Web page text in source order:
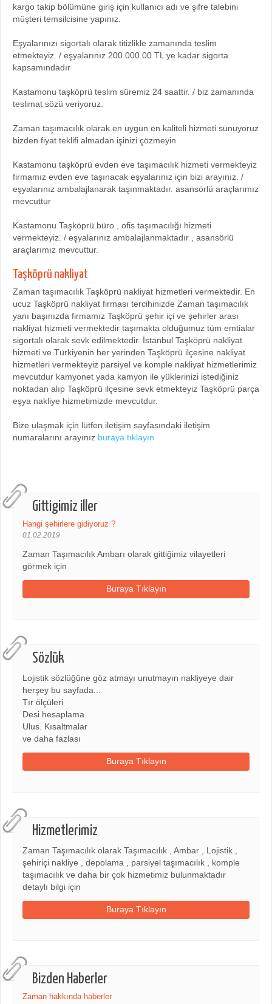
Gittigimiz iller
Hangi şehirlere gidiyoruz ?
01.02.2019
Zaman Taşımacılık Ambarı olarak gittiğimiz vilayetleri
görmek için
Buraya Tıklayın
Sözlük
Lojistik sözlüğüne göz atmayı unutmayın nakliyeye dair
herşey bu sayfada...
Tır ölçüleri
Desi hesaplama
Ulus. Kısaltmalar
ve daha fazlası
Buraya Tıklayın
Hizmetlerimiz
Zaman Taşımacılık olarak Taşımacılık , Ambar , Lojistik ,
şehiriçi nakliye , depolama , parsiyel taşımacılık , komple
taşımacılık ve daha bir çok hizmetimiz bulunmaktadır
detaylı bilgi için
Buraya Tıklayın
Bizden Haberler
Zaman hakkında haberler
kargo takip bölümüne giriş için kullanıcı adı ve şifre talebini
müşteri temsilcisine yapınız.
Eşyalarınızı sigortalı olarak titizlikle zamanında teslim
etmekteyiz. / eşyalarınız 200.000.00 TL ye kadar sigorta
kapsamındadır
Kastamonu taşköprü teslim süremiz 24 saattir. / biz zamanında
teslimat sözü veriyoruz.
Zaman taşımacılık olarak en uygun en kaliteli hizmeti sunuyoruz
bizden fiyat teklifi almadan işinizi çözmeyin
Kastamonu taşköprü evden eve taşımacılık hizmeti vermekteyiz
firmamız evden eve taşınacak eşyalarınız için bizi arayınız. /
eşyalarınız ambalajlanarak taşınmaktadır. asansörlü araçlarımız
mevcuttur
Kastamonu Taşköprü büro , ofis taşımacılığı hizmeti
vermekteyiz. / eşyalarınız ambalajlanmaktadır , asansörlü
araçlarımız mevcuttur.
Taşköprü nakliyat
Zaman taşımacılık Taşköprü nakliyat hizmetleri vermektedir. En
ucuz Taşköprü nakliyat firması tercihinizde Zaman taşımacılık
yanı başınızda firmamız Taşköprü şehir içi ve şehirler arası
nakliyat hizmeti vermektedir taşımakta olduğumuz tüm emtialar
sigortalı olarak sevk edilmektedir. İstanbul Taşköprü nakliyat
hizmeti ve Türkiyenin her yerinden Taşköprü ilçesine nakliyat
hizmetleri vermekteyiz parsiyel ve komple nakliyat hizmetlerimiz
mevcutdur kamyonet yada kamyon ile yüklerinizi istediğiniz
noktadan alıp Taşköprü ilçesine sevk etmekteyiz Taşköprü parça
eşya nakliye hizmetimizde mevcutdur.
Bize ulaşmak için lütfen iletişim sayfasındaki iletişim
numaralarını arayınız buraya tıklayın